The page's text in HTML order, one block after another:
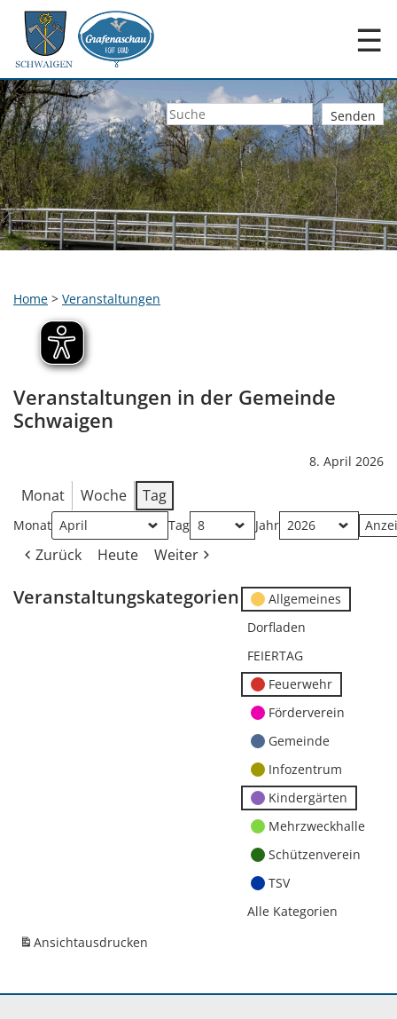
☰
Home > Veranstaltungen
Veranstaltungen in der Gemeinde
Schwaigen
8. April 2026
Monat Woche Tag
Monat Tag Jahr
Zurück Heute Weiter
Veranstaltungskategorien
Allgemeines
Dorfladen
FEIERTAG
Feuerwehr
Förderverein
Gemeinde
Infozentrum
Kindergärten
Mehrzweckhalle
Schützenverein
TSV
Alle Kategorien
Ansichtausdrucken